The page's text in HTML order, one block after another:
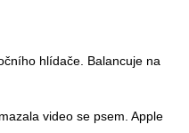
hlídače. Balancuje na
video se psem. Apple